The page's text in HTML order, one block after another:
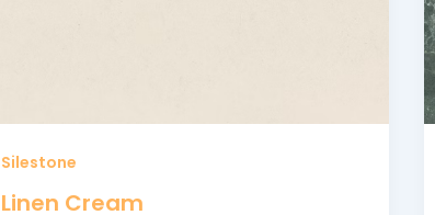
Silestone
Linen Cream